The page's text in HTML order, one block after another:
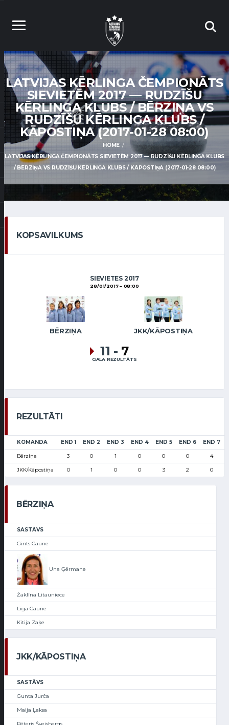
LATVIJAS KĒRLINGA ČEMPIONĀTS
SIEVIETĒM 2017 — RUDZĪŠU
KĒRLINGA KLUBS / BĒRZIŅA VS
RUDZĪŠU KĒRLINGA KLUBS /
KĀPOSTIŅA (2017-01-28 08:00)
HOME
LATVIJAS KĒRLINGA ČEMPIONĀTS SIEVIETĒM 2017 — RUDZĪŠU KĒRLINGA KLUBS
/ BĒRZIŅA VS RUDZĪŠU KĒRLINGA KLUBS / KĀPOSTIŅA (2017-01-28 08:00)
KOPSAVILKUMS
SIEVIETES 2017
28/01/2017 08:00
BĒRZIŅA JKK/KĀPOSTIŅA
11 - 7
GALA REZULTĀTS
REZULTĀTI
KOMANDA END 1 END 2 END 3 END 4 END 5 END 6 END 7
Bērziņa 3 0 1 0 0 0 4
JKK/Kāpostiņa 0 1 0 0 3 2 0
BĒRZIŅA
SASTĀVS
Gints Caune
Una Ģērmane
Žaklīna Litauniece
Līga Caune
Kitija Zaķe
JKK/KĀPOSTIŅA
SASTĀVS
Gunta Jurča
Maija Ļaksa